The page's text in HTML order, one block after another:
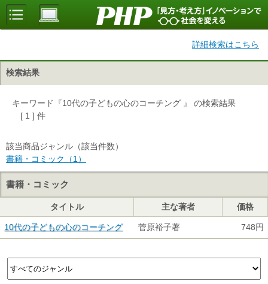
詳細検索はこちら
検索結果
キーワード『10代の子どもの心のコーチング 』 の検索結果
[ 1 ] 件
該当商品ジャンル（該当件数）
書籍・コミック（1）
書籍・コミック
タイトル 主な著者 価格
10代の子どもの心のコーチング 菅原裕子著 748円